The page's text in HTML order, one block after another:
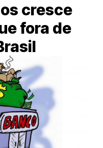
cresce
fora de